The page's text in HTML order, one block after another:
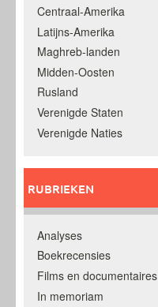
Centraal-Amerika
Latijns-Amerika
Maghreb-landen
Midden-Oosten
Rusland
Verenigde Staten
Verenigde Naties
RUBRIEKEN
Analyses
Boekrecensies
Films en documentaires
In memoriam